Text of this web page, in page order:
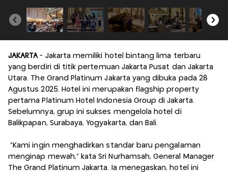
JAKARTA - Jakarta memiliki hotel bintang lima terbaru
yang berdiri di titik pertemuan Jakarta Pusat dan Jakarta
Utara. The Grand Platinum Jakarta yang dibuka pada 28
Agustus 2025. Hotel ini merupakan flagship property
pertama Platinum Hotel Indonesia Group di Jakarta.
Sebelumnya, grup ini sukses mengelola hotel di
Balikpapan, Surabaya, Yogyakarta, dan Bali.
“Kami ingin menghadirkan standar baru pengalaman
menginap mewah,” kata Sri Nurhamsah, General Manager
The Grand Platinum Jakarta. Ia menegaskan, hotel ini